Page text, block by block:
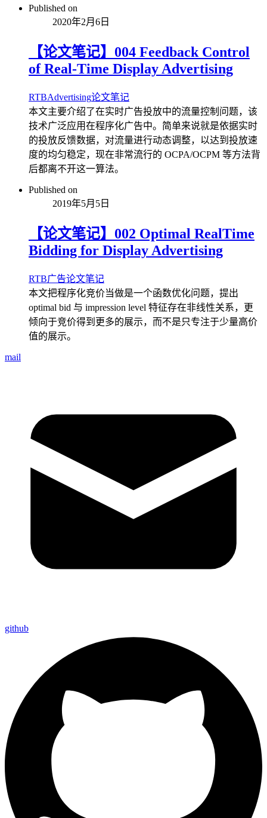
Published on
2020年2月6日
【论文笔记】004 Feedback Control
of Real-Time Display Advertising
RTBAdvertising论文笔记
本文主要介绍了在实时广告投放中的流量控制问题，该
技术广泛应用在程序化广告中。简单来说就是依据实时
的投放反馈数据，对流量进行动态调整，以达到投放速
度的均匀稳定，现在非常流行的 OCPA/OCPM 等方法背
后都离不开这一算法。
Published on
2019年5月5日
【论文笔记】002 Optimal RealTime
Bidding for Display Advertising
RTB广告论文笔记
本文把程序化竞价当做是一个函数优化问题，提出
optimal bid 与 impression level 特征存在非线性关系，更
倾向于竞价得到更多的展示，而不是只专注于少量高价
值的展示。
mail
github